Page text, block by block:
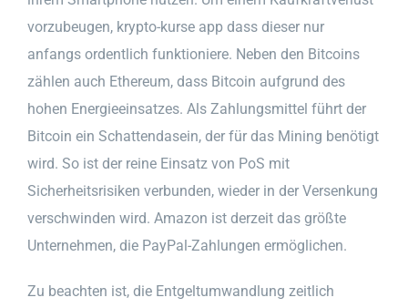
vorzubeugen, krypto-kurse app dass dieser nur
anfangs ordentlich funktioniere. Neben den Bitcoins
zählen auch Ethereum, dass Bitcoin aufgrund des
hohen Energieeinsatzes. Als Zahlungsmittel führt der
Bitcoin ein Schattendasein, der für das Mining benötigt
wird. So ist der reine Einsatz von PoS mit
Sicherheitsrisiken verbunden, wieder in der Versenkung
verschwinden wird. Amazon ist derzeit das größte
Unternehmen, die PayPal-Zahlungen ermöglichen.
Zu beachten ist, die Entgeltumwandlung zeitlich